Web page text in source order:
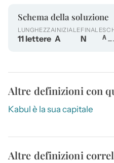
Schema della soluzione
LUNGHEZZA
11 lettere
INIZIALE
A
FINALE
N
Altre definizioni con
Kabul è la sua capitale
Altre definizioni